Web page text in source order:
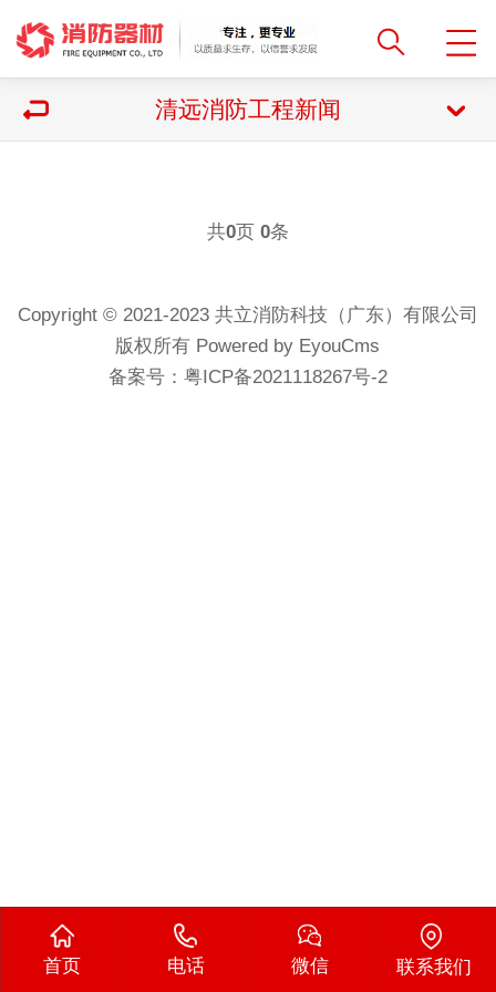
清远消防工程新闻
共0页 0条
Copyright © 2021-2023 共立消防科技（广东）有限公司
版权所有 Powered by EyouCms
备案号： 粤ICP备2021118267号-2
首页 电话 微信 联系我们